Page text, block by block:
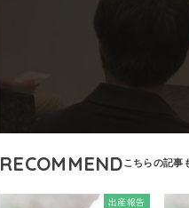
RECOMMEND
出産報告